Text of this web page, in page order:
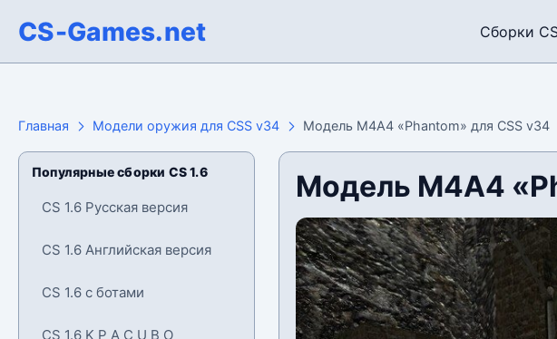
CS-Games.net Сборки
Главная Модели оружия для CSS v34 Модель М4А4 «Phantom» для CSS v34
Популярные сборки CS 1.6
CS 1.6 Русская версия
CS 1.6 Английская версия
CS 1.6 с ботами
CS 1.6 K P A C U B O
Модель М4А4